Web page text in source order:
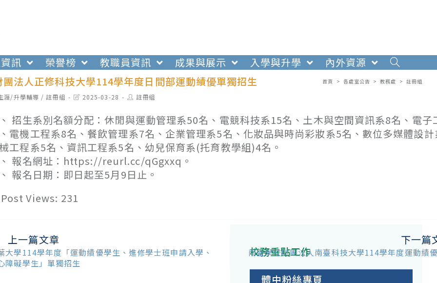
訊 榮譽榜 教職員資訊 成果與展示 入學與升學
內外資源
法人正修科技大學114學年度日間部運動績優單獨招生
首頁 > 各處室公告 > 教務處 > 註冊組
涯/升學輔導 / 註冊組
Post2025-03-28
Post註冊組
招生系別名額分配：休閒與運動管理系50名、電競科技系15名、土木與空間資訊系8名、電子
電機工程系8名、餐飲管理系7名、企業管理系5名、化妝品與時尚彩妝系5名、數位多媒體設
工程系5名、資訊工程系5名、幼兒保育系(托育教學組)4名。
報名網址：https://reurl.cc/qGgxxq。
報名日期：即日起至5月9日止。
Post Views: 231
上一篇文章
大學114學年度「運動績優學生、進修學士班申請入學、
障礙學生」單獨招生
下一篇
南臺學校財團法人南臺科技大學114學年度運動績
校務重點工作
體中粉絲專頁